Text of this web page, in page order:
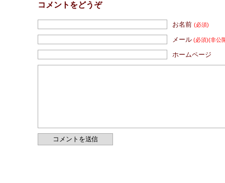
コメントをどうぞ
お名前 (必須)
メール (必須)(非公
ホームページ